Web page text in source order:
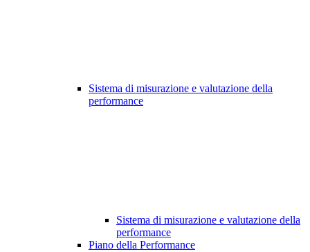
Sistema di misurazione e valutazione della
performance
Sistema di misurazione e valutazione della
performance
Piano della Performance